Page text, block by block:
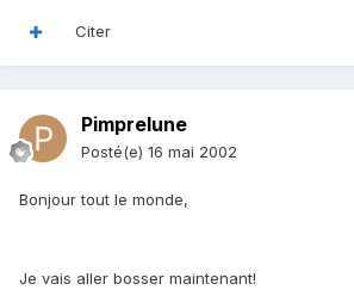
Citer
Pimprelune
Posté(e) 16 mai 2002
Bonjour tout le monde,
Je vais aller bosser maintenant!